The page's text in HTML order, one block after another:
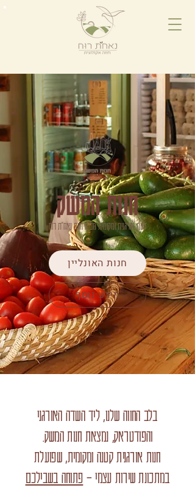
חנות המשק
חנות אורגנית ומקומית מבית חוות נאח״ת רוח
חנות האונליין
מידע נוסף
בלב החווה שלנו, ליד השדה האורגני
והפודטראק, נמצאת חנות המשק.
חנות אורגנית קטנה ומקומית, שפועלת
במתכונת שירות עצמי – פתוחה בשבילכם